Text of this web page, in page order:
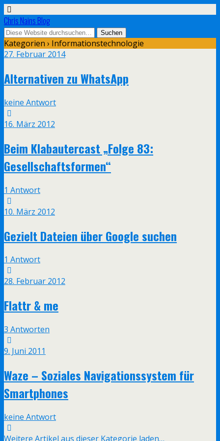
Chris Nains Blog
Kategorien › Informationstechnologie
27. Februar 2014
Alternativen zu WhatsApp
keine Antwort
16. März 2012
Beim Klabautercast „Folge 83:
Gesellschaftsformen“
1 Antwort
10. März 2012
Gezielt Dateien über Google suchen
1 Antwort
28. Februar 2012
Flattr & me
3 Antworten
9. Juni 2011
Waze – Soziales Navigationssystem für
Smartphones
keine Antwort
Weitere Artikel aus dieser Kategorie laden…